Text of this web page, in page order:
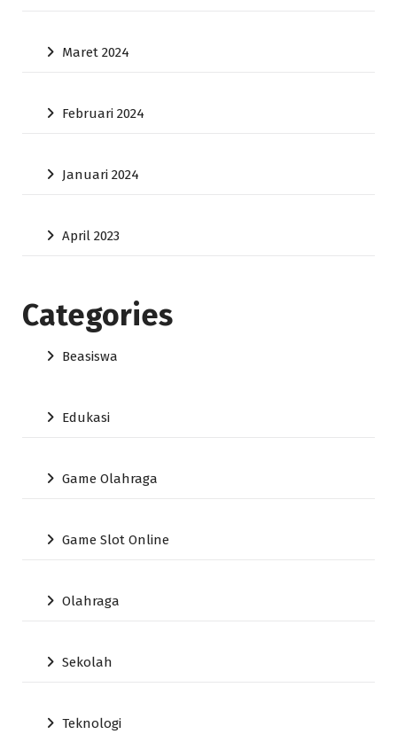
Maret 2024
Februari 2024
Januari 2024
April 2023
Categories
Beasiswa
Edukasi
Game Olahraga
Game Slot Online
Olahraga
Sekolah
Teknologi